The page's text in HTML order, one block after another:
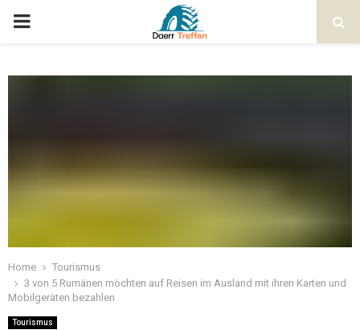
Home
Tourismus
3 von 5 Rumänen möchten auf Reisen im Ausland mit ihren Karten und
Mobilgeräten bezahlen
Tourismus